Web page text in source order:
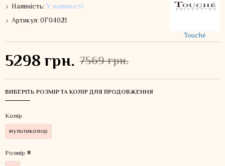
Наявність:У наявності
Артикул:0F04021
Touché
7569 грн.
5298 грн.
ВИБЕРІТЬ РОЗМІР ТА КОЛІР ДЛЯ ПРОДОВЖЕННЯ
Колiр
мультиколор
Розмір